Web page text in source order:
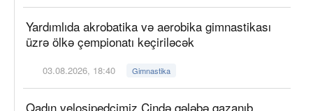
Yardımlıda akrobatika və aerobika gimnastikası
üzrə ölkə çempionatı keçiriləcək
03.08.2026, 18:40 Gimnastika
Qadın velosipedçimiz Çində qələbə qazanıb